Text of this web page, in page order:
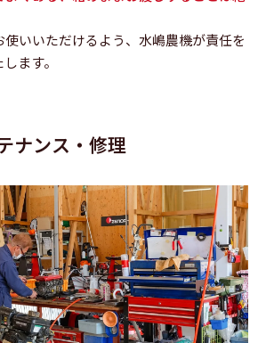
使いいただけるよう、水嶋農機が責任を
ます。
ナンス・修理